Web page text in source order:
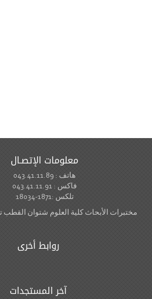
معلومات الإتصـال
هاتف : 043.41.11.89
فاكس : 043.41.11.91
تلكس :1871-18034
مختبرات الأبحاث كلية العلوم شتوان القطب
روابط أخرى
آخر المستجدات